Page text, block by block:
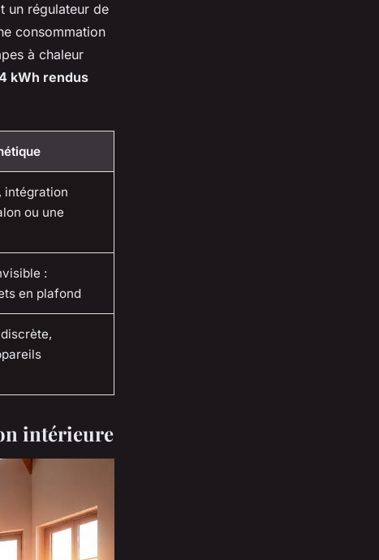
un régulateur de
consommation
à chaleur
kWh rendus
intégration
ou une
:
en plafond
intérieure